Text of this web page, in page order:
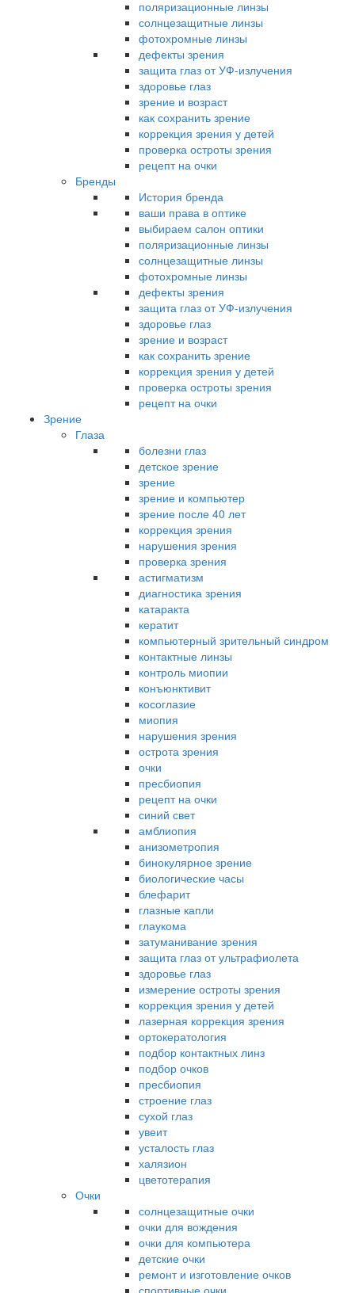
поляризационные линзы
солнцезащитные линзы
фотохромные линзы
дефекты зрения
защита глаз от УФ-излучения
здоровье глаз
зрение и возраст
как сохранить зрение
коррекция зрения у детей
проверка остроты зрения
рецепт на очки
Бренды
История бренда
ваши права в оптике
выбираем салон оптики
поляризационные линзы
солнцезащитные линзы
фотохромные линзы
дефекты зрения
защита глаз от УФ-излучения
здоровье глаз
зрение и возраст
как сохранить зрение
коррекция зрения у детей
проверка остроты зрения
рецепт на очки
Зрение
Глаза
болезни глаз
детское зрение
зрение
зрение и компьютер
зрение после 40 лет
коррекция зрения
нарушения зрения
проверка зрения
астигматизм
диагностика зрения
катаракта
кератит
компьютерный зрительный синдром
контактные линзы
контроль миопии
конъюнктивит
косоглазие
миопия
нарушения зрения
острота зрения
очки
пресбиопия
рецепт на очки
синий свет
амблиопия
анизометропия
бинокулярное зрение
биологические часы
блефарит
глазные капли
глаукома
затуманивание зрения
защита глаз от ультрафиолета
здоровье глаз
измерение остроты зрения
коррекция зрения у детей
лазерная коррекция зрения
ортокератология
подбор контактных линз
подбор очков
пресбиопия
строение глаз
сухой глаз
увеит
усталость глаз
халязион
цветотерапия
Очки
солнцезащитные очки
очки для вождения
очки для компьютера
детские очки
ремонт и изготовление очков